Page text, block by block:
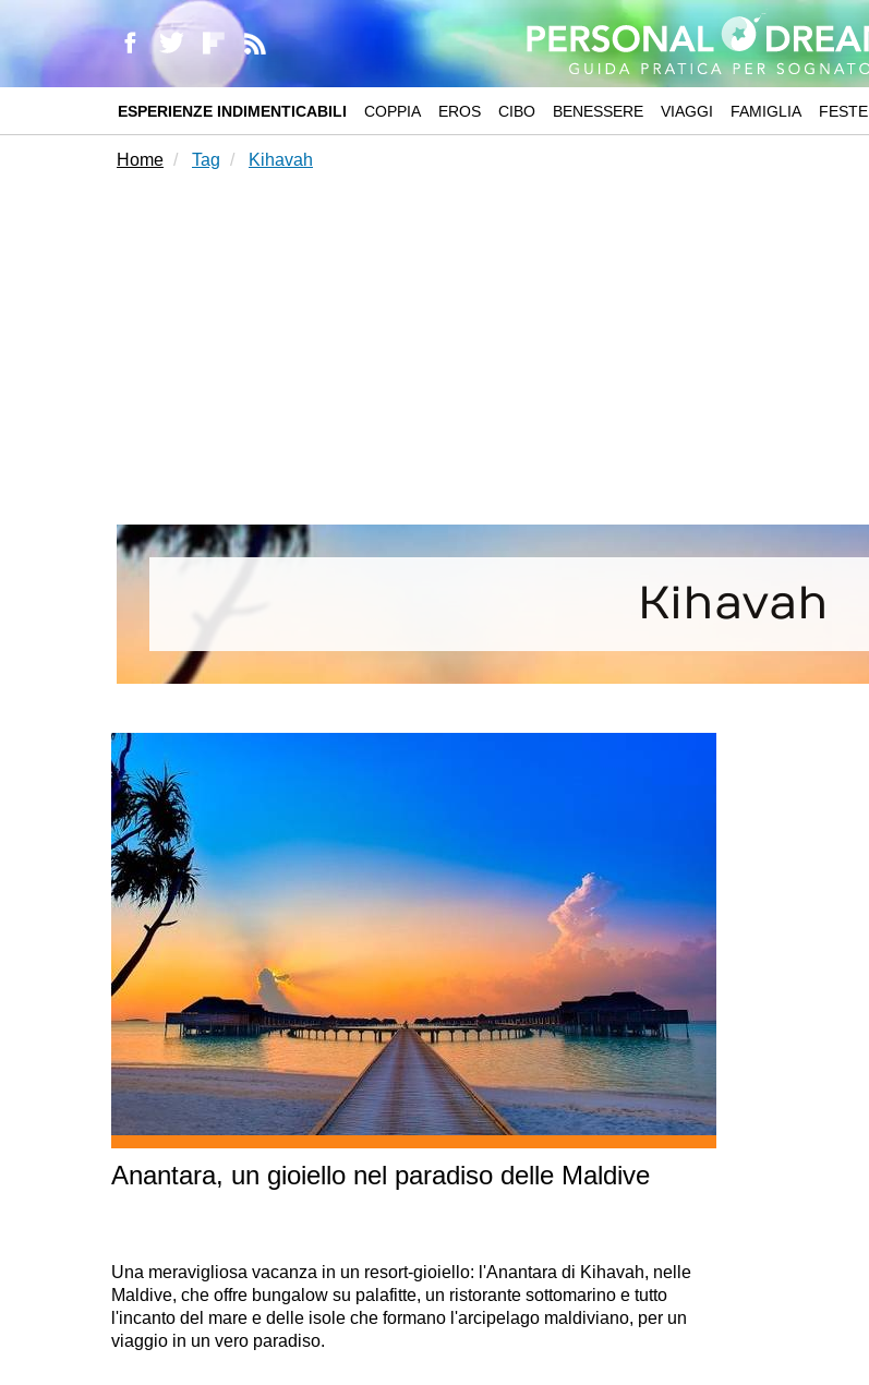
ESPERIENZE INDIMENTICABILI COPPIA EROS CIBO BENESSERE VIAGGI FAMIGLIA FESTE
Home Tag Kihavah
Kihavah
Anantara, un gioiello nel paradiso delle Maldive
Una meravigliosa vacanza in un resort-gioiello: l'Anantara di Kihavah, nelle
Maldive, che offre bungalow su palafitte, un ristorante sottomarino e tutto
l'incanto del mare e delle isole che formano l'arcipelago maldiviano, per un
viaggio in un vero paradiso.